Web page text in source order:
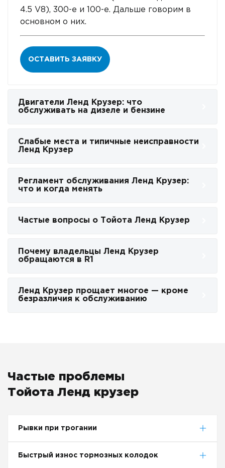
4.5 V8), 300-е и 100-е. Дальше говорим в
основном о них.
ОСТАВИТЬ ЗАЯВКУ
Двигатели Ленд Крузер: что
обслуживать на дизеле и бензине
Cлабые места и типичные неисправности
Ленд Крузер
Регламент обслуживания Ленд Крузер:
что и когда менять
Частые вопросы о Тойота Ленд Крузер
Почему владельцы Ленд Крузер
обращаются в R1
Ленд Крузер прощает многое — кроме
безразличия к обслуживанию
Частые проблемы
Тойота Ленд крузер
Рывки при трогании
Быстрый износ тормозных колодок